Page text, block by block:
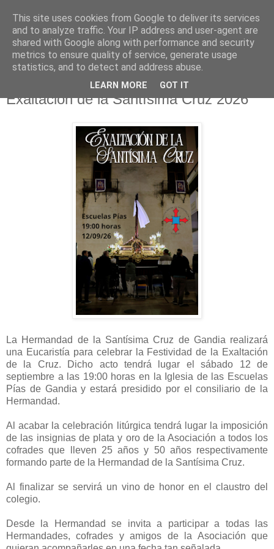
Hermandad de la
Santísima Cruz
Exaltación de la Santísima Cruz 2026
La Hermandad de la Santísima Cruz de Gandia realizará
una Eucaristía para celebrar la Festividad de la Exaltación
de la Cruz. Dicho acto tendrá lugar el sábado 12 de
septiembre a las 19:00 horas en la Iglesia de las Escuelas
Pías de Gandia y estará presidido por el consiliario de la
Hermandad.
Al acabar la celebración litúrgica tendrá lugar la imposición
de las insignias de plata y oro de la Asociación a todos los
cofrades que lleven 25 años y 50 años respectivamente
formando parte de la Hermandad de la Santísima Cruz.
Al finalizar se servirá un vino de honor en el claustro del
colegio.
Desde la Hermandad se invita a participar a todas las
Hermandades, cofrades y amigos de la Asociación que
This site uses cookies from Google to deliver its services
and to analyze traffic. Your IP address and user-agent are
shared with Google along with performance and security
metrics to ensure quality of service, generate usage
statistics, and to detect and address abuse.
LEARN MORE GOT IT